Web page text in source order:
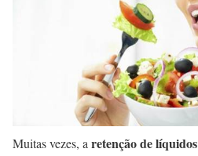
Muitas vezes, aretenção de líquidos